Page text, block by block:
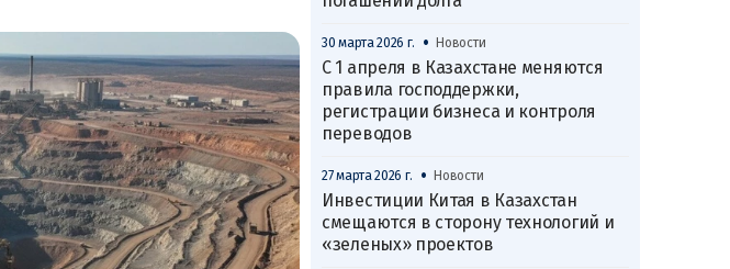
30 марта 2026 г. • Новости
С 1 апреля в Казахстане меняются
правила господдержки,
регистрации бизнеса и контроля
переводов
27 марта 2026 г. • Новости
Инвестиции Китая в Казахстан
смещаются в сторону технологий и
«зеленых» проектов